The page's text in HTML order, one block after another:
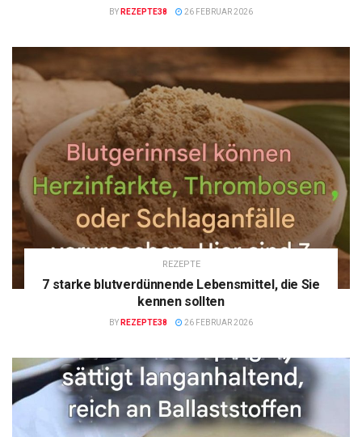
BY REZEPTE38 26 FEBRUAR 2026
REZEPTE
7 starke blutverdünnende Lebensmittel, die Sie
kennen sollten
BY REZEPTE38 26 FEBRUAR 2026